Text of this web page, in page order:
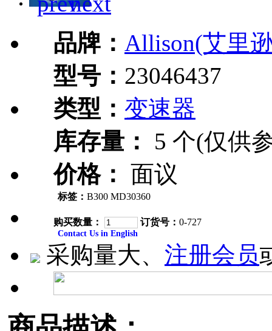
品牌： Allison(艾里
型号： 23046437
类型： 变速器
库存量：
5 个(仅供
价格： 面议
标签： B300 MD30360
购买数量： 订货号： 0-727
Contact Us in English
采购量大、 注册会员